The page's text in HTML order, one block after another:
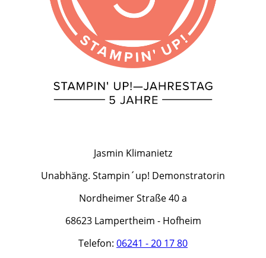
Jasmin Klimanietz
Unabhäng. Stampin´up! Demonstratorin
Nordheimer Straße 40 a
68623 Lampertheim - Hofheim
Telefon: 06241 - 20 17 80